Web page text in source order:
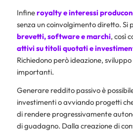
Infineroyalty e interessi
senza un coinvolgimento diretto. Si
brevetti, software e marchi, così
attivi su titoliquotati e
Richiedono però ideazione,
importanti.
Generare reddito passivo è
investimenti o avviando progetti
di rendere progressivamente
di guadagno. Dalla creazione di